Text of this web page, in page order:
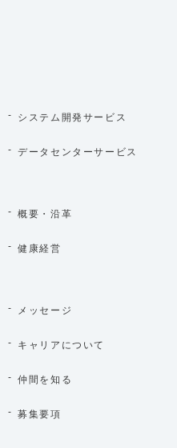
システム開発サービス
データセンターサービス
概要・沿革
健康経営
メッセージ
キャリアについて
仲間を知る
募集要項